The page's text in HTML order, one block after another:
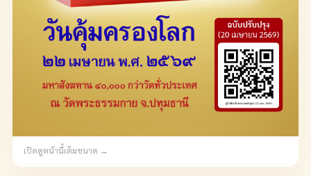
เปิดดูหน้านี้เต็มขนาด →